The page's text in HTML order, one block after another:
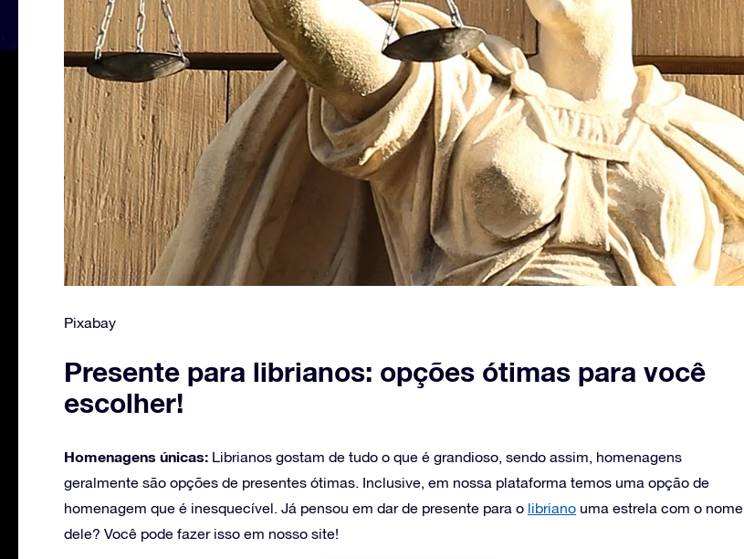
Pixabay
Presente para librianos: opções ótimas para você
escolher!
Homenagens únicas: Librianos gostam de tudo o que é grandioso, sendo assim, homenagens
geralmente são opções de presentes ótimas. Inclusive, em nossa plataforma temos uma opção de
homenagem que é inesquecível. Já pensou em dar de presente para o libriano uma estrela com o nome
dele? Você pode fazer isso em nosso site!